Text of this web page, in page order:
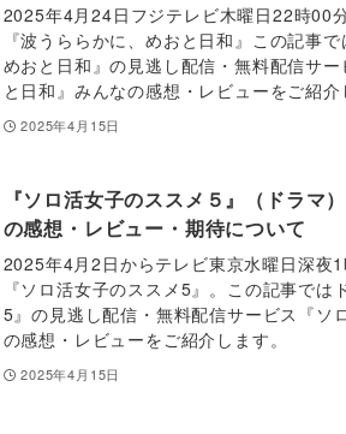
2025年4月24日フジテレビ木曜日22時00
『波うららかに、めおと日和』この記事
めおと日和』の見逃し配信・無料配信サ
と日和』みんなの感想・レビューをご紹介
2025年4月15日
『ソロ活女子のススメ５』（ドラマ
の感想・レビュー・期待について
2025年4月2日からテレビ東京水曜日深夜
『ソロ活女子のススメ5』。この記事では
5』の見逃し配信・無料配信サービス『ソ
の感想・レビューをご紹介します。
2025年4月15日